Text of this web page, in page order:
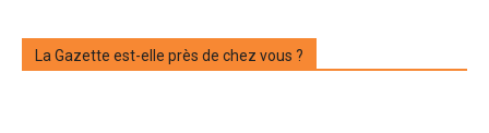
La Gazette est-elle près de chez vous ?